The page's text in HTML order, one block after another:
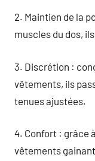
2. Maintien de la
muscles du dos,
3. Discrétion :
vêtements, ils
tenues ajustées.
4. Confort : grâce
vêtements